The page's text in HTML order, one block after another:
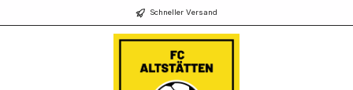
Schneller Versand